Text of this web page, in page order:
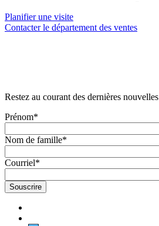
Planifier une visite
Contacter le département des ventes
Restez au courant des dernières nouvelles
Prénom*
Nom de famille*
Courriel*